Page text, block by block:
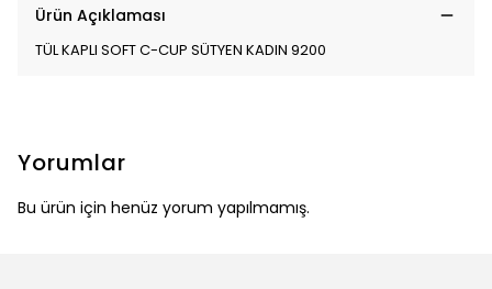
Ürün Açıklaması
TÜL KAPLI SOFT C-CUP SÜTYEN KADIN 9200
Yorumlar
Bu ürün için henüz yorum yapılmamış.